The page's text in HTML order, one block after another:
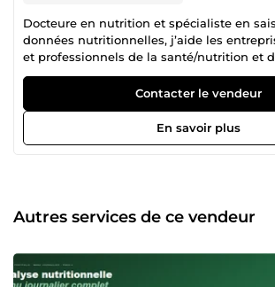
Docteure en nutrition et spécialiste en
données nutritionnelles, j’aide les
et professionnels de la santé/nutrition et
à structurer, nettoyer et fiabiliser leurs
bases de données alimentaires, enquêtes
Je suis également expérimentée dans la
données issues d’enquêtes alimentaires
bases de données nutritionnelles, outils
organisation de données.
Contacter le vendeur
En savoir plus
Autres services de ce vendeur